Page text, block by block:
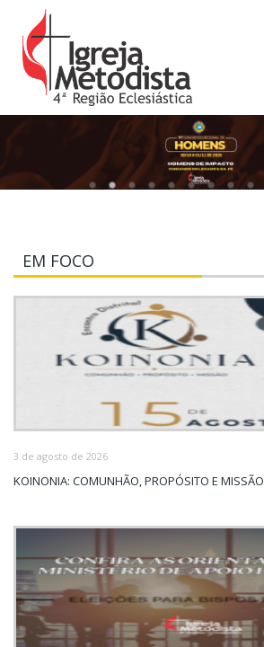
EM FOCO
3 de agosto de 2026
KOINONIA: COMUNHÃO, PROPÓSITO E MISSÃO